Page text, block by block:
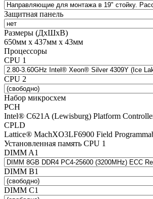
Защитная панель
Размеры (ДхШхВ)
650мм х 437мм х 43мм
Процессоры
CPU 1
CPU 2
Набор микросхем
PCH
Intel® C621A (Lewisburg) Platform
CPLD
Lattice® MachXO3LF6900 Field
Установленная память CPU 1
DIMM A1
DIMM B1
DIMM C1